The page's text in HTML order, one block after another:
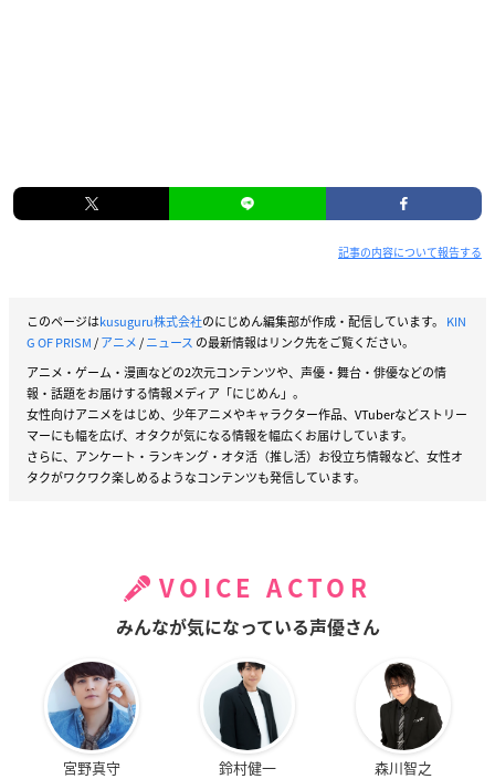
記事の内容について報告する
このページはkusuguru株式会社のにじめん編集部が作成・配信しています。 KIN
G OF PRISM/アニメ/ニュース の最新情報はリンク先をご覧ください。
アニメ・ゲーム・漫画などの2次元コンテンツや、声優・舞台・俳優などの情
報・話題をお届けする情報メディア「にじめん」。
女性向けアニメをはじめ、少年アニメやキャラクター作品、VTuberなどストリー
マーにも幅を広げ、オタクが気になる情報を幅広くお届けしています。
さらに、アンケート・ランキング・オタ活（推し活）お役立ち情報など、女性オ
タクがワクワク楽しめるようなコンテンツも発信しています。
VOICE ACTOR
みんなが気になっている声優さん
宮野真守 鈴村健一 森川智之